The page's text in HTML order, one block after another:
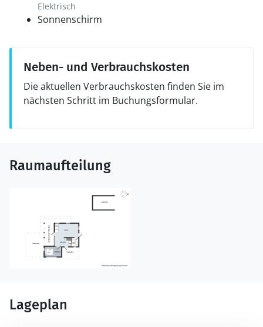
Elektrisch
Sonnenschirm
Neben- und Verbrauchskosten
Die aktuellen Verbrauchskosten finden Sie im
nächsten Schritt im Buchungsformular.
Raumaufteilung
Lageplan